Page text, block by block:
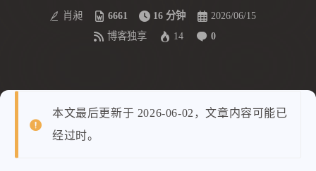
肖昶 6661 16 分钟
2026/06/15
博客独享
14 0
本文最后更新于 2026-06-02，文章内容可能已
经过时。